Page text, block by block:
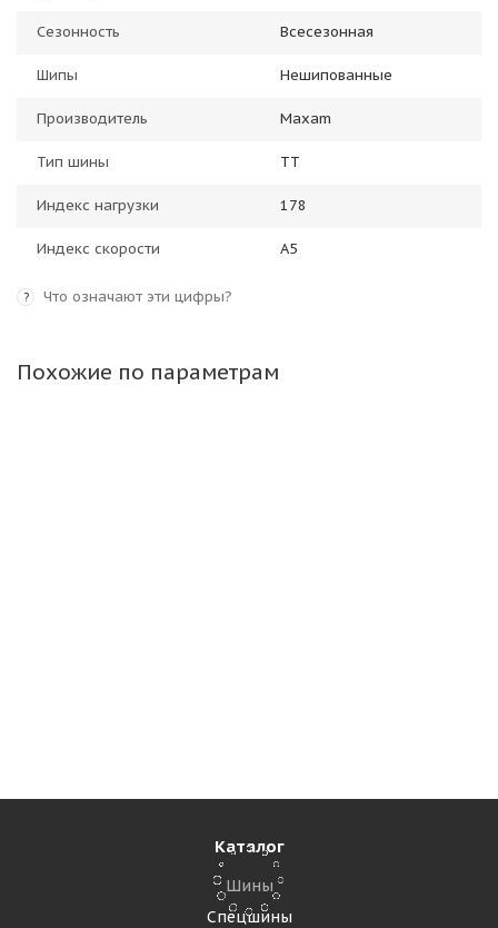
Сезонность Всесезонная
Шипы Нешипованные
Производитель Maxam
Тип шины TT
Индекс нагрузки 178
Индекс скорости A5
? Что означают эти цифры?
Похожие по параметрам
54 080₽
Подробнее
Каталог
Шины
Спецшины